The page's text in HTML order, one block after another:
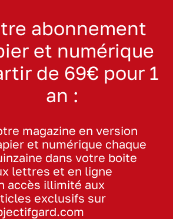
abonnement
et numérique
de 69€ pour 1
an :
magazine en version
et numérique chaque
dans votre boite
lettres et en ligne
accès illimité aux
exclusifs sur